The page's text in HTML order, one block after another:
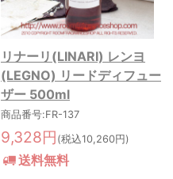
リナーリ(LINARI) レンヨ
(LEGNO) リードディフュー
ザー 500ml
商品番号:FR-137
9,328円 (税込10,260円)
送料無料